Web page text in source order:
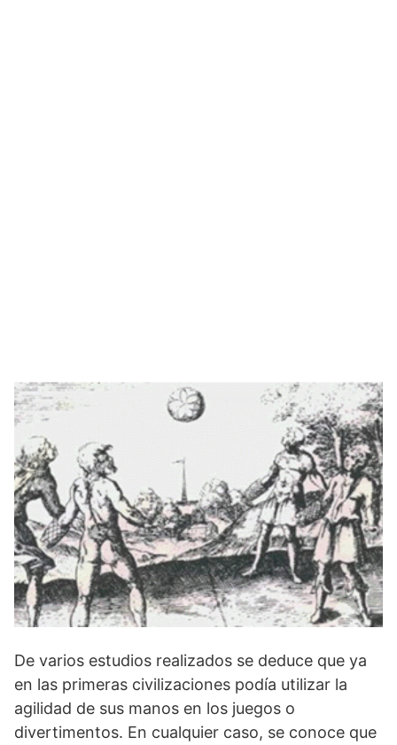
De varios estudios realizados se deduce que ya
en las primeras civilizaciones podía utilizar la
agilidad de sus manos en los juegos o
divertimentos. En cualquier caso, se conoce que